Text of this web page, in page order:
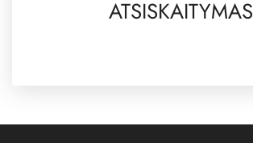
ATSISKAITYMAS